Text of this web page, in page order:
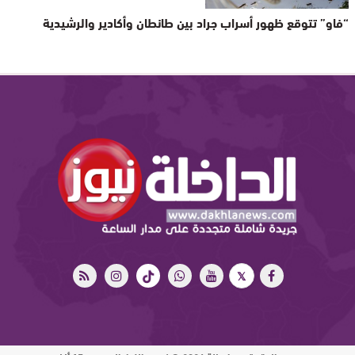
“فاو” تتوقع ظهور أسراب جراد بين طانطان وأكادير والرشيدية